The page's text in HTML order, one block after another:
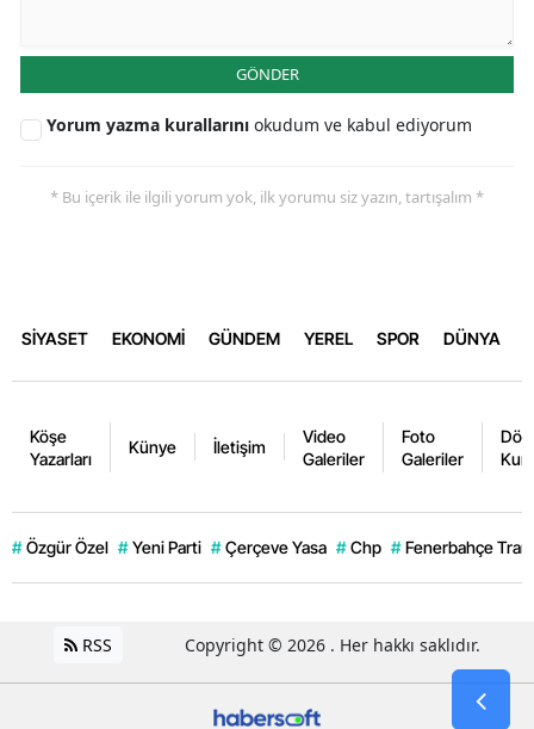
GÖNDER
Yorum yazma kurallarını okudum ve kabul ediyorum
* Bu içerik ile ilgili yorum yok, ilk yorumu siz yazın, tartışalım *
SİYASET EKONOMİ GÜNDEM YEREL SPOR DÜNYA
Köşe
Yazarları
Künye İletişim
Video
Galeriler
Foto
Galeriler
# Özgür Özel # Yeni Parti # Çerçeve Yasa # Chp # Fenerbahçe
RSS Copyright © 2026 . Her hakkı saklıdır.